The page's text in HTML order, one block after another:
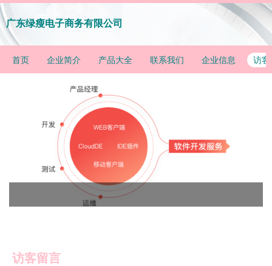
广东绿瘦电子商务有限公司
首页 企业简介 产品大全 联系我们 企业信息 访客
访客留言